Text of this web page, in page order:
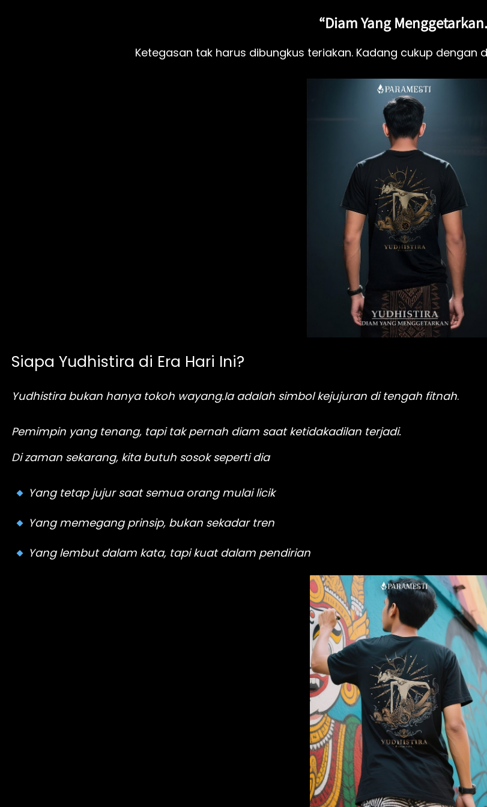
“Diam Yang
Ketegasan tak harus dibungkus teriakan. Kadang cukup dengan
Siapa Yudhistira di Era Hari Ini?
Yudhistira bukan hanya tokoh wayang.Ia adalah simbol kejujuran di tengah fitnah.
Pemimpin yang tenang, tapi tak pernah diam saat ketidakadilan terjadi.
Di zaman sekarang, kita butuh sosok seperti dia
Yang tetap jujur saat semua orang mulai licik
Yang memegang prinsip, bukan sekadar tren
Yang lembut dalam kata, tapi kuat dalam pendirian